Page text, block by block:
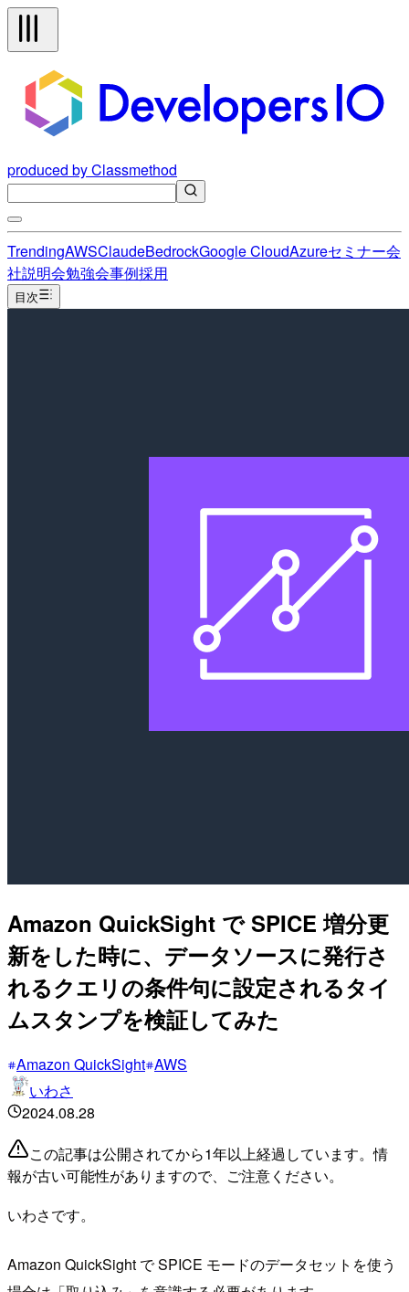
produced by Classmethod
TrendingAWSClaudeBedrockGoogle CloudAzureセミナー会
社説明会勉強会事例採用
目次
Amazon QuickSight で SPICE 増分更
新をした時に、データソースに発行さ
れるクエリの条件句に設定されるタイ
ムスタンプを検証してみた
Amazon QuickSight AWS
いわさ
2024.08.28
この記事は公開されてから1年以上経過しています。情
報が古い可能性がありますので、ご注意ください。
いわさです。
Amazon QuickSight で SPICE モードのデータセットを使う